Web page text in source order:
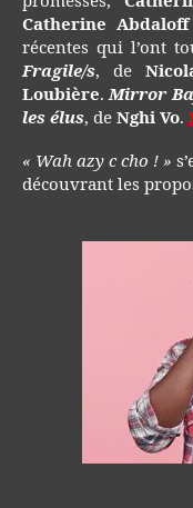
Catherine Abdaloff
récentes qui l’ont
Fragile/s, de
Loubière.Mirror
les élus, de Nghi Vo.
« Wah azy c cho ! »
découvrant les